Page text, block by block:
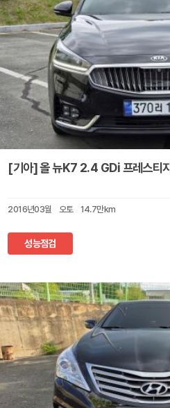
[기아] 올 뉴K7 2.4 GDi 프레스티지
2016년03월 오토 14.7만km
성능점검